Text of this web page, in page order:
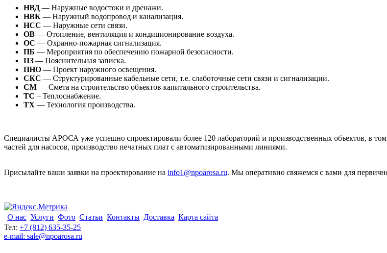
НВД — Наружные водостоки и дренажи.
НВК — Наружный водопровод и канализация.
НСС — Наружные сети связи.
ОВ — Отопление, вентиляция и кондиционирование воздуха.
ОС — Охранно-пожарная сигнализация.
ПБ — Мероприятия по обеспечению пожарной безопасности.
ПЗ — Пояснительная записка.
ПНО — Проект наружного освещения.
СКС — Структурированные кабельные сети, т.е. слаботочные сети связи и сигнализации.
СМ — Смета на строительство объектов капитального строительства.
ТС – Теплоснабжение.
ТХ — Технология производства.
Специалисты АРОСА уже успешно спроектировали более 120 лабораторий и производственных объектов, в
частей для насосов, производство печатных плат с автоматизированными линиями.
Присылайте ваши заявки на проектирование на info1@npoarosa.ru. Мы оперативно свяжемся с вами для
О нас Услуги Фото Статьи Контакты Доставка Карта сайта
Тел: +7 (812) 635-35-25
e-mail: sale@npoarosa.ru